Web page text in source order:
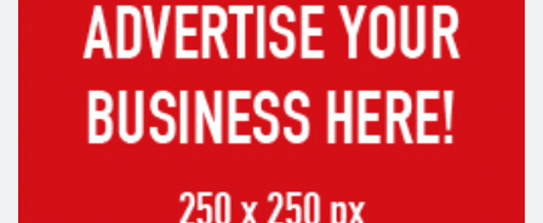
প্রধানমন্ত্রীর সঙ্গে বৈঠকে ভারতীয়
শিক্ষার্থীই পাস করেনি